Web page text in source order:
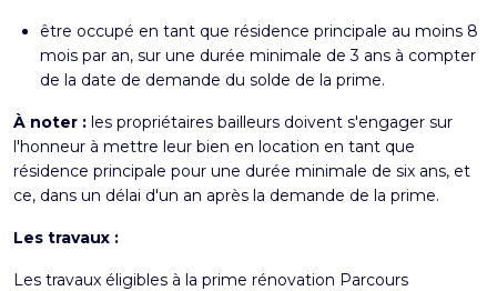
être occupé en tant que résidence principale au moins 8
mois par an, sur une durée minimale de 3 ans à compter
de la date de demande du solde de la prime.
À noter : les propriétaires bailleurs doivent s'engager sur
l'honneur à mettre leur bien en location en tant que
résidence principale pour une durée minimale de six ans, et
ce, dans un délai d'un an après la demande de la prime.
Les travaux :
Les travaux éligibles à la prime rénovation Parcours